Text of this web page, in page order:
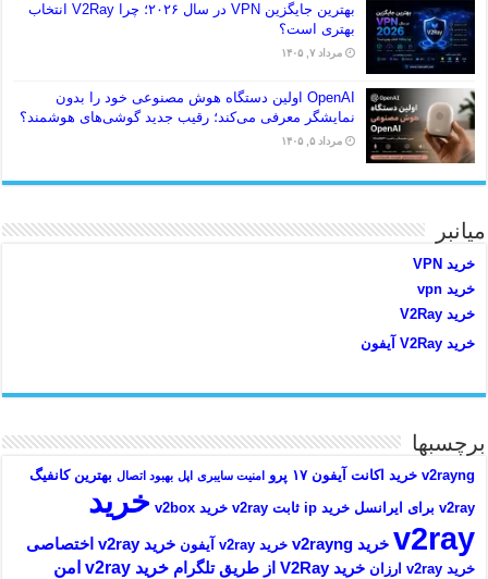
بهترین جایگزین VPN در سال ۲۰۲۶؛ چرا V2Ray انتخاب
بهتری است؟
مرداد ۷, ۱۴۰۵
OpenAI اولین دستگاه هوش مصنوعی خود را بدون
نمایشگر معرفی می‌کند؛ رقیب جدید گوشی‌های هوشمند؟
مرداد ۵, ۱۴۰۵
میانبر
خرید VPN
خرید vpn
خرید V2Ray
خرید V2Ray آیفون
برچسبها
v2rayng خرید اکانت آیفون ۱۷ پرو امنیت سایبری اپل بهبود اتصال بهترین کانفیگ
v2ray برای ایرانسل
خرید ip ثابت v2ray خرید v2box
خرید
v2ray خرید v2rayng خرید v2ray آیفون خرید v2ray اختصاصی
خرید v2ray ارزان خرید V2Ray از طریق تلگرام خرید v2ray امن